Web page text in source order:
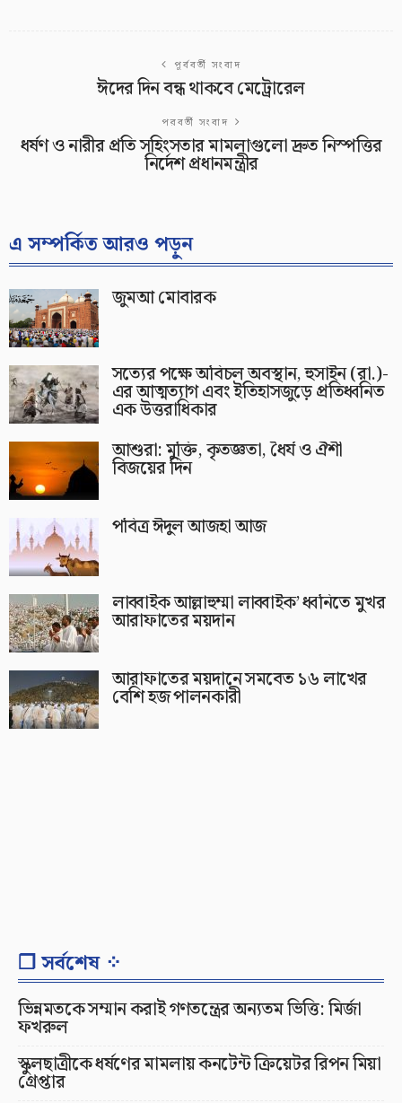
পূর্ববর্তী সংবাদ
ঈদের দিন বন্ধ থাকবে মেট্রোরেল
পরবর্তী সংবাদ
ধর্ষণ ও নারীর প্রতি সহিংসতার মামলাগুলো দ্রুত নিস্পত্তির
নির্দেশ প্রধানমন্ত্রীর
এ সম্পর্কিত আরও পড়ুন
জুমআ মোবারক
সত্যের পক্ষে অবিচল অবস্থান, হুসাইন (রা.)-
এর আত্মত্যাগ এবং ইতিহাসজুড়ে প্রতিধ্বনিত
এক উত্তরাধিকার
আশুরা: মুক্তি, কৃতজ্ঞতা, ধৈর্য ও ঐশী
বিজয়ের দিন
পবিত্র ঈদুল আজহা আজ
লাব্বাইক আল্লাহুম্মা লাব্বাইক’ ধ্বনিতে মুখর
আরাফাতের ময়দান
আরাফাতের ময়দানে সমবেত ১৬ লাখের
বেশি হজ পালনকারী
❐ সর্বশেষ ⁘
ভিন্নমতকে সম্মান করাই গণতন্ত্রের অন্যতম ভিত্তি: মির্জা
ফখরুল
স্কুলছাত্রীকে ধর্ষণের মামলায় কনটেন্ট ক্রিয়েটর রিপন মিয়া
গ্রেপ্তার